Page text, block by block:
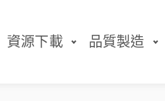
資源下載 品質製造